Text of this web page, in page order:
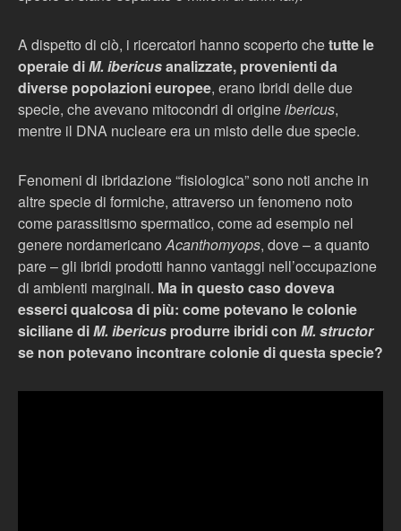
A dispetto di ciò, i ricercatori hanno scoperto chetutte le
operaie diM. ibericusanalizzate, provenienti da
diverse popolazioni europee, erano ibridi delle due
specie, che avevano mitocondri di origineibericus,
mentre il DNA nucleare era un misto delle due specie.
Fenomeni di ibridazione “fisiologica” sono noti anche in
altre specie di formiche, attraverso un fenomeno noto
come parassitismo spermatico, come ad esempio nel
genere nordamericanoAcanthomyops, dove – a quanto
pare – gli ibridi prodotti hanno vantaggi nell’occupazione
di ambienti marginali. Ma in questo caso doveva
esserci qualcosa di più: come potevano le colonie
siciliane diM. ibericus produrre ibridi con M. structor
se non potevano incontrare colonie di questa specie?